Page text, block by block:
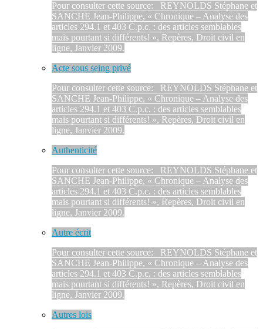
Pour consulter cette source: REYNOLDS Stéphane et
SANCHE Jean-Philippe, « Chronique – Analyse des
articles 294.1 et 403 C.p.c. : des articles semblables
mais pourtant si différents! », Repères, Droit civil en
ligne, Janvier 2009.
Acte sous seing privé
Pour consulter cette source: REYNOLDS Stéphane et
SANCHE Jean-Philippe, « Chronique – Analyse des
articles 294.1 et 403 C.p.c. : des articles semblables
mais pourtant si différents! », Repères, Droit civil en
ligne, Janvier 2009.
Authenticité
Pour consulter cette source: REYNOLDS Stéphane et
SANCHE Jean-Philippe, « Chronique – Analyse des
articles 294.1 et 403 C.p.c. : des articles semblables
mais pourtant si différents! », Repères, Droit civil en
ligne, Janvier 2009.
Autre écrit
Pour consulter cette source: REYNOLDS Stéphane et
SANCHE Jean-Philippe, « Chronique – Analyse des
articles 294.1 et 403 C.p.c. : des articles semblables
mais pourtant si différents! », Repères, Droit civil en
ligne, Janvier 2009.
Autres lois